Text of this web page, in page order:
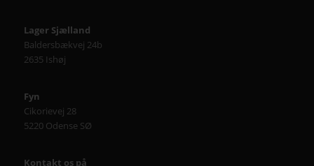
Lager Sjælland
Baldersbækvej 24b
2635 Ishøj
Fyn
Cikorievej 28
5220 Odense SØ
Kontakt os på